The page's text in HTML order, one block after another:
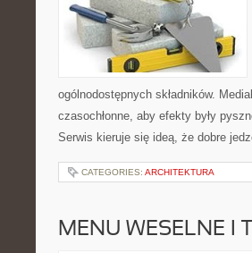
ogólnodostępnych składników.
czasochłonne, aby efekty były
Serwis kieruje się ideą, że dobre
CATEGORIES: ARCHITEKTURA
MENU WESELNE I